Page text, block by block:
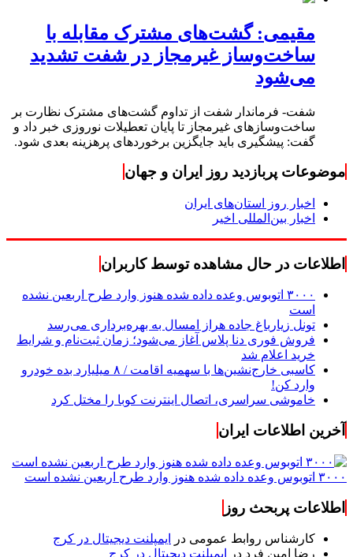
مقیمی: گشت‌های مشترک مقابله با
ساخت‌وساز غیرمجاز در شفت تشدید
می‌شود
شفت- فرماندار شفت از تداوم گشت‌های مشترک نظارت بر
ساخت‌وسازهای غیرمجاز تا پایان تعطیلات نوروزی خبر داد و
گفت: پیشگیری باید جایگزین برخوردهای پرهزینه بعدی شود.
موضوعات پربازدید روز ایران و جهان
اخبار روز استان‌های ایران
اخبار بین‌المللی اخیر
اطلاعات در حال مشاهده توسط کاربران
۳۰۰۰ اتوبوس وعده داده شده هنوز وارد طرح اربعین نشده
است
تونل زیارباغ جاده هراز امسال به بهره‌برداری می‌رسد
فروش فوری دنا پلاس آغاز می‌شود؛ زمان ثبت‌نام و شرایط
خرید اعلام شد
کاسبی خارج‌نشین‌ها با سهمیه اقامت / ۸ میلیارد بده خودرو
وارد کن!
خاموشی سراسری، اتصال اینترنت کوبا را مختل کرد
آخرین اطلاعات ایران
۳۰۰۰ اتوبوس وعده داده شده هنوز وارد طرح اربعین نشده است
اطلاعات پربحث روز
کارشناس روابط عمومی در
ایمپلنت دیجیتال در کرج
رضا امین فرد در ایمپلنت دیجیتال در کرج